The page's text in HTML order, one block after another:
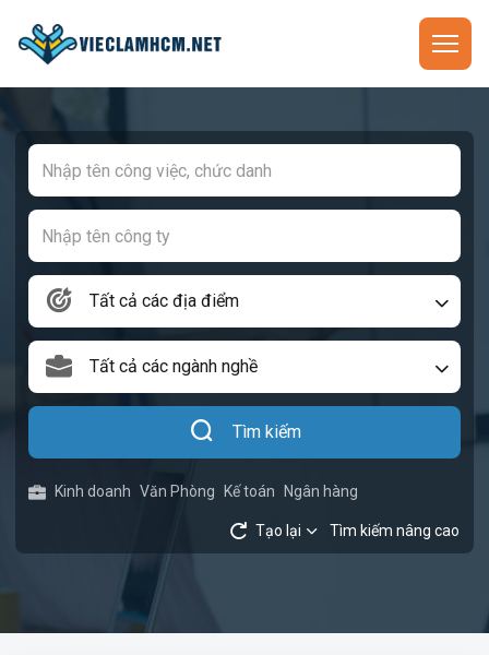
Tất cả các địa điểm
Tất cả các ngành nghề
Tìm kiếm
Kinh doanh Văn Phòng Kế toán Ngân hàng
Tạo lại Tìm kiếm nâng cao